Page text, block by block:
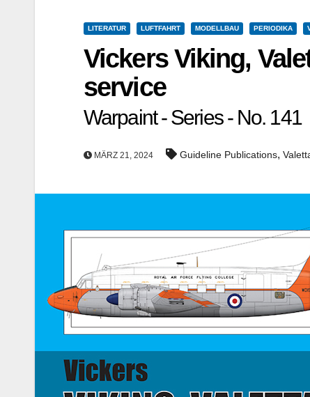
LITERATUR LUFTFAHRT MODELLBAU PERIODIKA
Vickers Viking,
service
Warpaint - Series - No. 141
MÄRZ 21, 2024 Guideline Publications,